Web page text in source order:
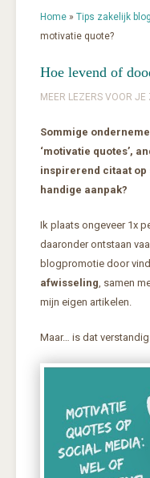
Home » Tips zakelijk
motivatie quote?
Hoe levend of
MEER LEZERS VOOR JE
Sommige
‘motivatie quotes’,
inspirerend citaat op
handige aanpak?
Ik plaats ongeveer 1x
daaronder ontstaan
blogpromotie door
afwisseling, samen
mijn eigen artikelen.
Maar… is dat